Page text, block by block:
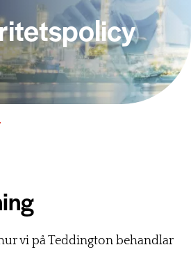
vi på Teddington behandlar